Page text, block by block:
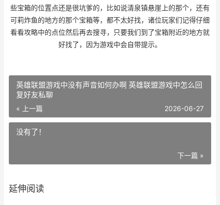
些宝箱的位置点还是很坑爹的，比如说清泉镇悬崖上的那个，还有
可莉炸鱼的地方的那个宝箱等，都不太好找，诸位玩家们记得仔细
看看攻略中的点位然后再去搜寻，只要我们到了宝箱附近的地方就
好找了，因为游戏中会自带提示。
英雄联盟游戏中没有声音如何办啊 英雄联盟游戏中怎么回
复好友私聊
« 上一篇 2026-06-27
没有了！
下一篇 »
延伸阅读